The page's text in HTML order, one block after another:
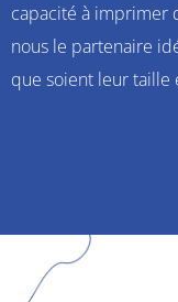
capacité à imprimer
nous le partenaire
que soient leur taille